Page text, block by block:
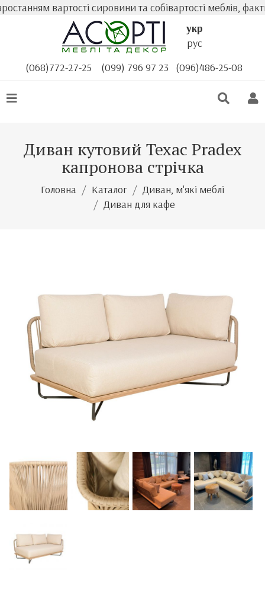
вартості сировини та собівартості меблів,
укр
рус
(068)772-27-25
(099) 796 97 23 (096)486-25-08
Диван кутовий Техас Pradex
капронова стрічка
Головна Каталог
Диван, м'які меблі
Диван для кафе